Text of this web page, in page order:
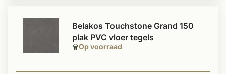
Op voorraad
Belakos Touchstone Grand 150
plak PVC vloer tegels